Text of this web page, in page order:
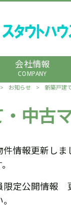
会社情報
COMPANY
> お知らせ > 新築戸建
中古
情報更新しま
定公開情報